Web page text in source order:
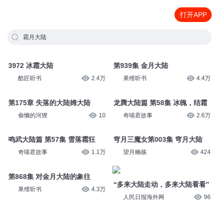
打开APP
霜月大陆
3972 冰霜大陆
酷匠听书 2.4万
第175章 失落的大陆姆大陆
偷懒的河狸 10
鸣武大陆篇 第57集 雪落霜狂
奇喵君故事 1.1万
第868集 对金月大陆的象往
果维听书 4.3万
第939集 金月大陆
果维听书 4.4万
龙腾大陆篇 第58集 冰魄，结霜
奇喵君故事 2.6万
穹月三魔女第003集 穹月大陆
望月幽殇 424
“多来大陆走动，多来大陆看看”
人民日报海外网 96